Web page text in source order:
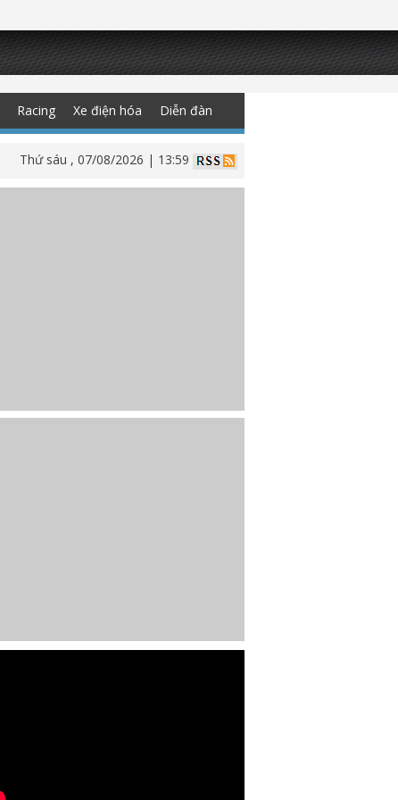
Racing Xe điện hóa Diễn đàn
Thứ sáu , 07/08/2026 | 13:59